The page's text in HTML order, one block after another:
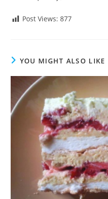
Post Views: 877
YOU MIGHT ALSO LIKE